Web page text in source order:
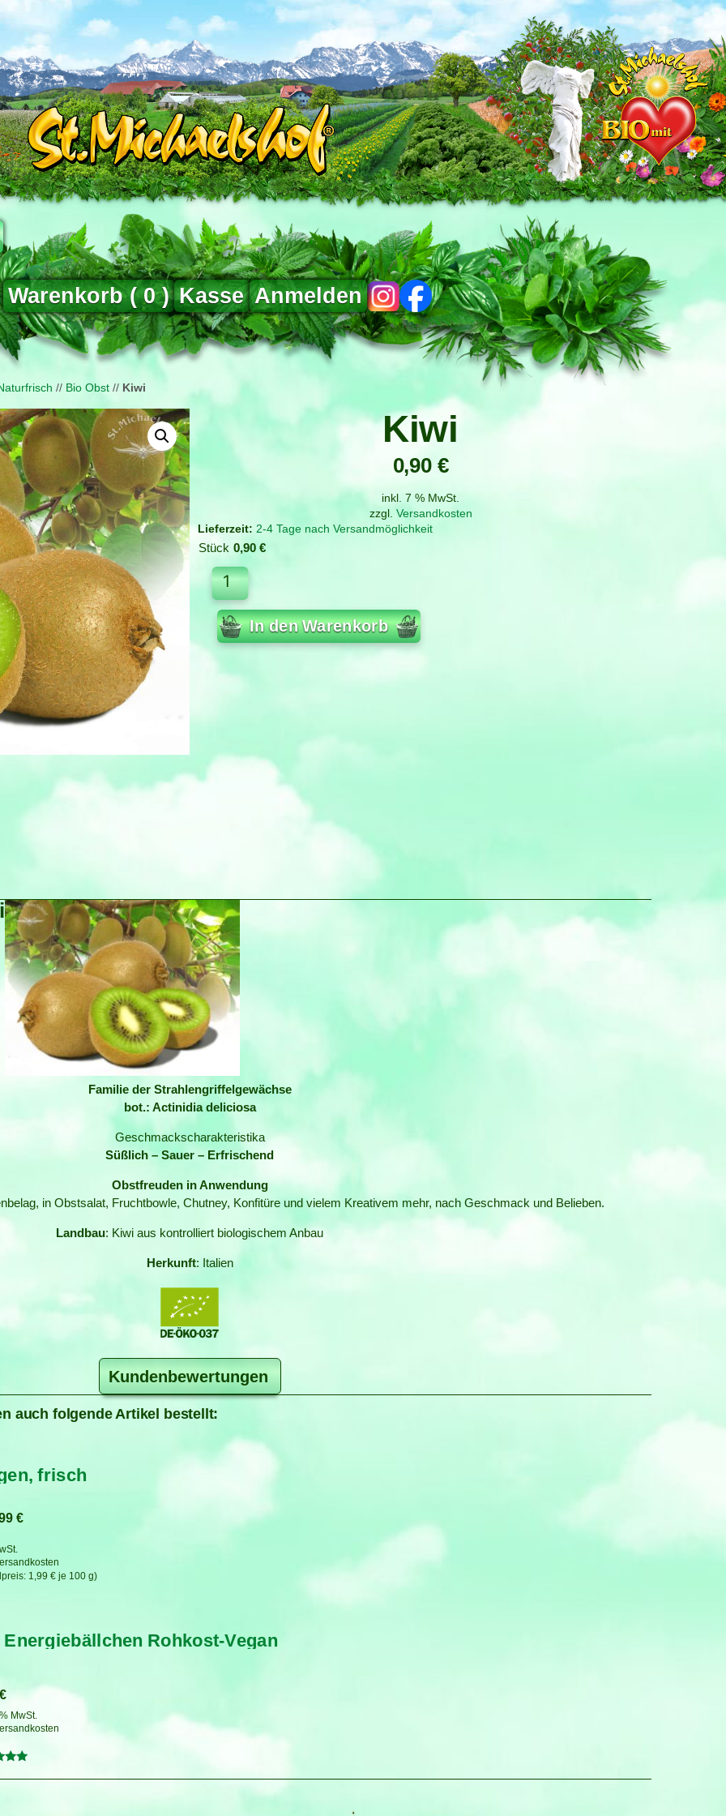
Warenkorb (0) Kasse
ig fb
Anmelden
// Bio Obst // Kiwi
Kiwi
0,90 €
inkl. 7 % MwSt.
zzgl. Versandkosten
2-4 Tage nach Versandmöglichkeit
Stück 0,90 €
In den Warenkorb
Familie der Strahlengriffelgewächse
bot.: Actinidia deliciosa
Geschmackscharakteristika
Süßlich – Sauer – Erfrischend
Obstfreuden in Anwendung
in Obstsalat, Fruchtbowle, Chutney, Konfitüre und vielem Kreativem mehr, nach Geschmack und Belieben.
Landbau: Kiwi aus kontrolliert biologischem Anbau
Herkunft: Italien
Kundenbewertungen
auch folgende Artikel bestellt:
frisch
€
1,99 € je 100 g
Rohkost-Vegan
€
MwSt.